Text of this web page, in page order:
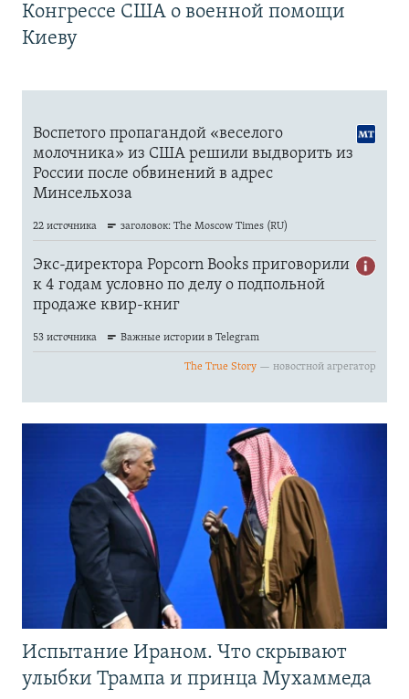
Конгрессе США о военной помощи
Киеву
Испытание Ираном. Что скрывают
улыбки Трампа и принца Мухаммеда